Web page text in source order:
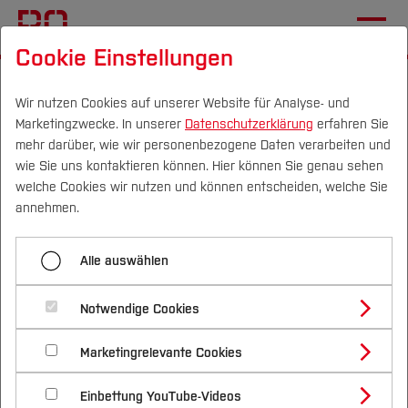
Campus Personen DE|EN Quicklinks
Studium
Studienangebote
Bachelorstudiengänge
Masterstudiengänge
Vor dem Studium
Bewerben & Einschreiben
Bewerbungsportal
Im Studium
Studienbüros und Prüfungen
Nach dem Studium
Forschung & Transfer
Profil
Forschungs- und Transferprofil
Schwerpunkte (FuT)
Beratung & Förderung
Nachhaltigkeit
Nachhaltigkeit studieren
International
Hochschulkommunikation
Pressemitteilungen
Menü aufklappen
2025
2024
2023
2022
Mit vielfältigem Angebot
den Einstieg erleichtert
22.04.2021
Hochschule Bochum ist ins
Cookie Einstellungen
Wir nutzen Cookies auf unserer Website für Analyse- und
Marketingzwecke. In unserer Datenschutzerklärung erfahren Sie
mehr darüber, wie wir personenbezogene Daten verarbeiten und
wie Sie uns kontaktieren können. Hier können Sie genau sehen
welche Cookies wir nutzen und können entscheiden, welche Sie
annehmen.
Alle auswählen
Notwendige Cookies
Marketingrelevante Cookies
Einbettung YouTube-Videos